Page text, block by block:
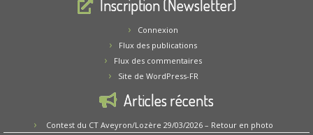
Inscription (Newsletter)
Connexion
Flux des publications
Flux des commentaires
Site de WordPress-FR
Articles récents
Contest du CT Aveyron/Lozère 29/03/2026 – Retour en photo